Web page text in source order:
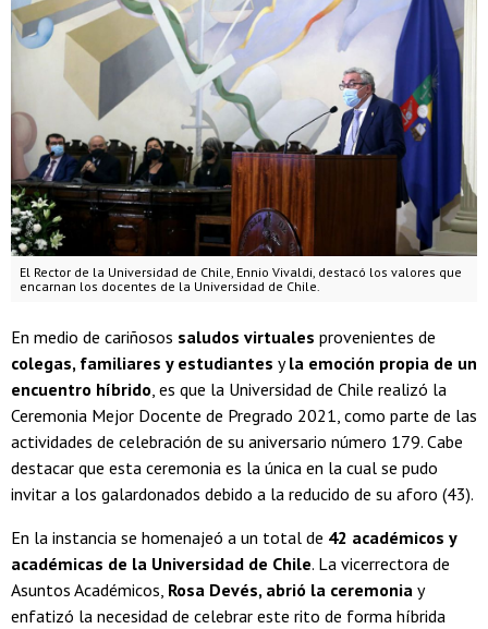
El Rector de la Universidad de Chile, Ennio Vivaldi, destacó los valores que
encarnan los docentes de la Universidad de Chile.
En medio de cariñosos saludos virtuales provenientes de
colegas, familiares y estudiantes yla emoción propia de un
encuentro híbrido, es que la Universidad de Chile realizó la
Ceremonia Mejor Docente de Pregrado 2021, como parte de las
actividades de celebración de su aniversario número 179. Cabe
destacar que esta ceremonia es la única en la cual se pudo
invitar a los galardonados debido a la reducido de su aforo (43).
En la instancia se homenajeó a un total de 42 académicos y
académicas de la Universidad de Chile. La vicerrectora de
Asuntos Académicos, Rosa Devés, abrió la ceremonia y
enfatizó la necesidad de celebrar este rito de forma híbrida